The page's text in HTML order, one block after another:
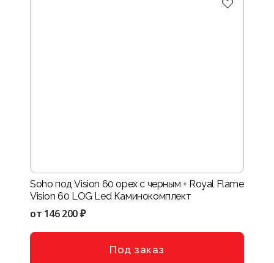
Soho под Vision 60 орех с черным + Royal Flame
Vision 60 LOG Led Каминокомплект
от 146 200 ₽
Под заказ